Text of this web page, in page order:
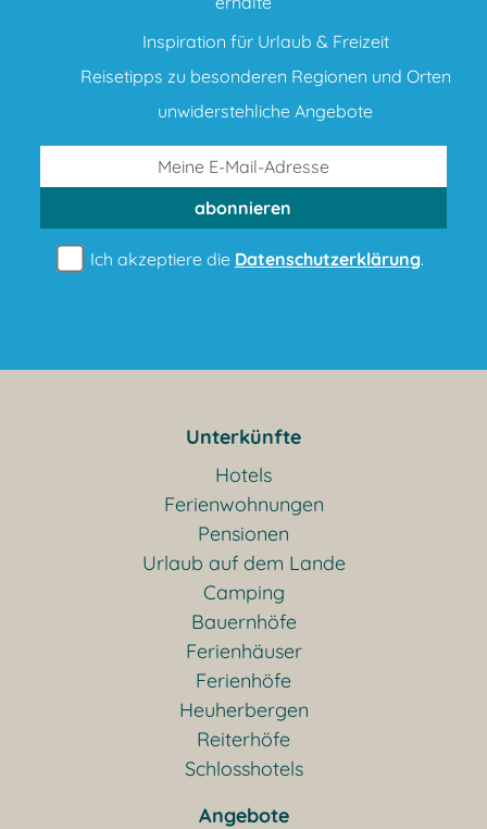
Inspiration für Urlaub & Freizeit
Reisetipps zu besonderen Regionen und Orten
unwiderstehliche Angebote
abonnieren
Ich akzeptiere die Datenschutzerklärung.
Unterkünfte
Hotels
Ferienwohnungen
Pensionen
Urlaub auf dem Lande
Camping
Bauernhöfe
Ferienhäuser
Ferienhöfe
Heuherbergen
Reiterhöfe
Schlosshotels
Angebote